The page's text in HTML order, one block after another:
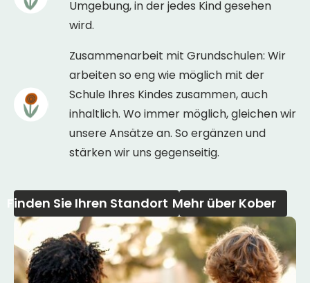
Umgebung, in der jedes Kind gesehen
wird.
Zusammenarbeit mit Grundschulen: Wir
arbeiten so eng wie möglich mit der
Schule Ihres Kindes zusammen, auch
inhaltlich. Wo immer möglich, gleichen wir
unsere Ansätze an. So ergänzen und
stärken wir uns gegenseitig.
Finden Sie Ihren Standort Mehr über Kober